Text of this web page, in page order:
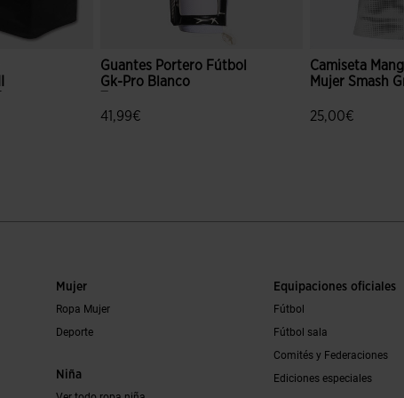
Guantes Portero Fútbol
Gk-Pro Blanco
41,99€
Camiseta
Mujer Smash
25,00€
Mujer
Ropa Mujer
Deporte
Niña
Equipaciones oficiales
Fútbol
Fútbol sala
Comités y Federaciones
Ediciones especiales